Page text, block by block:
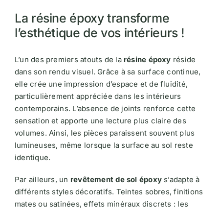
La résine époxy transforme
l’esthétique de vos intérieurs !
L’un des premiers atouts de la résine époxy réside
dans son rendu visuel. Grâce à sa surface continue,
elle crée une impression d’espace et de fluidité,
particulièrement appréciée dans les intérieurs
contemporains. L’absence de joints renforce cette
sensation et apporte une lecture plus claire des
volumes. Ainsi, les pièces paraissent souvent plus
lumineuses, même lorsque la surface au sol reste
identique.
Par ailleurs, un revêtement de sol époxy s’adapte à
différents styles décoratifs. Teintes sobres, finitions
mates ou satinées, effets minéraux discrets : les